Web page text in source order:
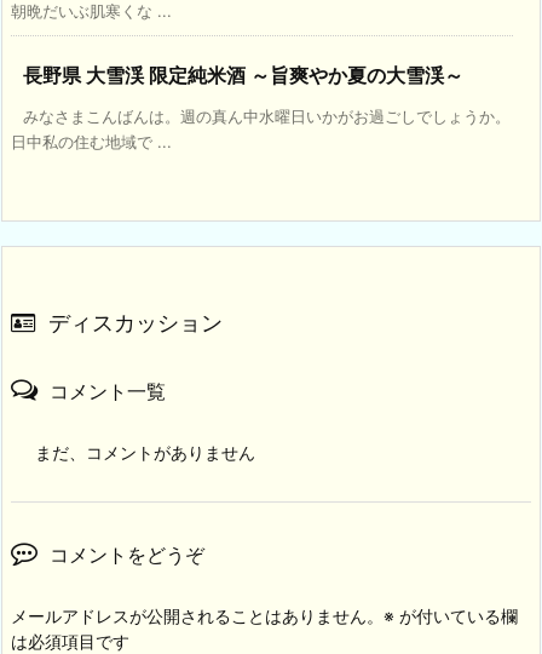
朝晩だいぶ肌寒くな ...
長野県 大雪渓 限定純米酒 ～旨爽やか夏の大雪渓～
みなさまこんばんは。週の真ん中水曜日いかがお過ごしでしょうか。
日中私の住む地域で ...
ディスカッション
コメント一覧
まだ、コメントがありません
コメントをどうぞ
メールアドレスが公開されることはありません。 ※ が付いている欄
は必須項目です